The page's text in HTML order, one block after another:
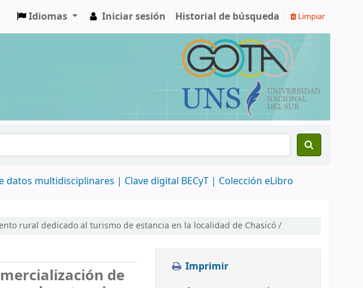
Idiomas Iniciar sesión Historial de búsqueda Limpiar
datos multidisciplinares | Clave digital BECyT | Colección eLibro
rural dedicado al turismo de estancia en la localidad de Chasicó /
de
Imprimir